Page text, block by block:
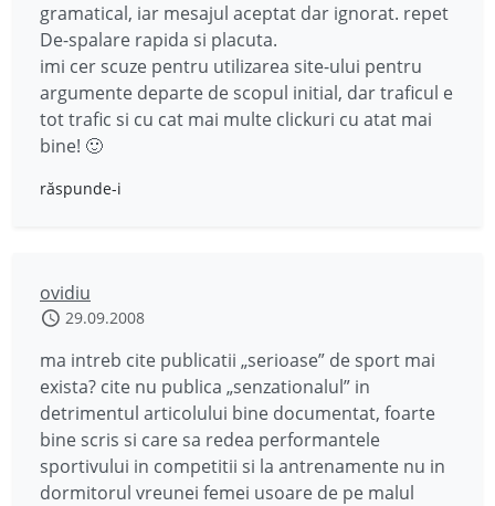
gramatical, iar mesajul aceptat dar ignorat. repet
De-spalare rapida si placuta.
imi cer scuze pentru utilizarea site-ului pentru
argumente departe de scopul initial, dar traficul e
tot trafic si cu cat mai multe clickuri cu atat mai
bine! 🙂
răspunde-i
ovidiu
29.09.2008
ma intreb cite publicatii „serioase” de sport mai
exista? cite nu publica „senzationalul” in
detrimentul articolului bine documentat, foarte
bine scris si care sa redea performantele
sportivului in competitii si la antrenamente nu in
dormitorul vreunei femei usoare de pe malul